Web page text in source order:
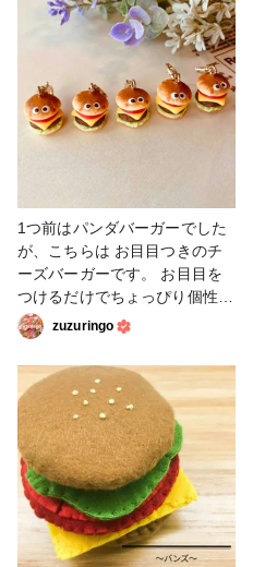
1つ前はパンダバーガーでした
が、こちらは お目目つきのチ
ーズバーガーです。 お目目を
つけるだけでちょっぴり個性的
な印象に。 具材はパンダバー
ガーと一緒ですが、バンズが違
うと全く別物になりますね。 #
粘土 #ハンバーガー
zuzuringo